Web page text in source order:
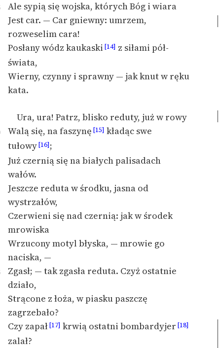
Ale sypią się wojska, których Bóg i wiara
Jest car. — Car gniewny: umrzem,
rozweselim cara!
Posłany wódz kaukaski [14] z siłami pół-
świata,
Wierny, czynny i sprawny — jak knut w ręku
kata.
Ura, ura! Patrz, blisko reduty, już w rowy
Walą się, na faszynę [15] kładąc swe
tułowy[16];
Już czernią się na białych palisadach
wałów.
Jeszcze reduta w środku, jasna od
wystrzałów,
Czerwieni się nad czernią: jak w środek
mrowiska
Wrzucony motyl błyska, — mrowie go
naciska, —
Zgasł; — tak zgasła reduta. Czyż ostatnie
działo,
Strącone z łoża, w piasku paszczę
zagrzebało?
Czy zapał [17] krwią ostatni bombardyjer [18]
zalał?